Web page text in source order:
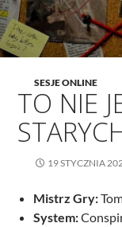
SESJE ONLINE
TO NIE
19 STYCZNIA
Mistrz Gry:
System: